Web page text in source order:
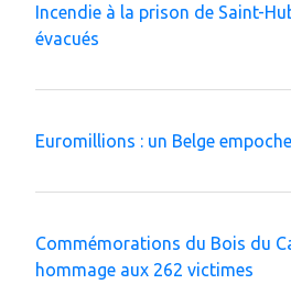
Incendie à la prison de Saint-
évacués
Euromillions : un Belge
Commémorations du Bois du
hommage aux 262 victimes